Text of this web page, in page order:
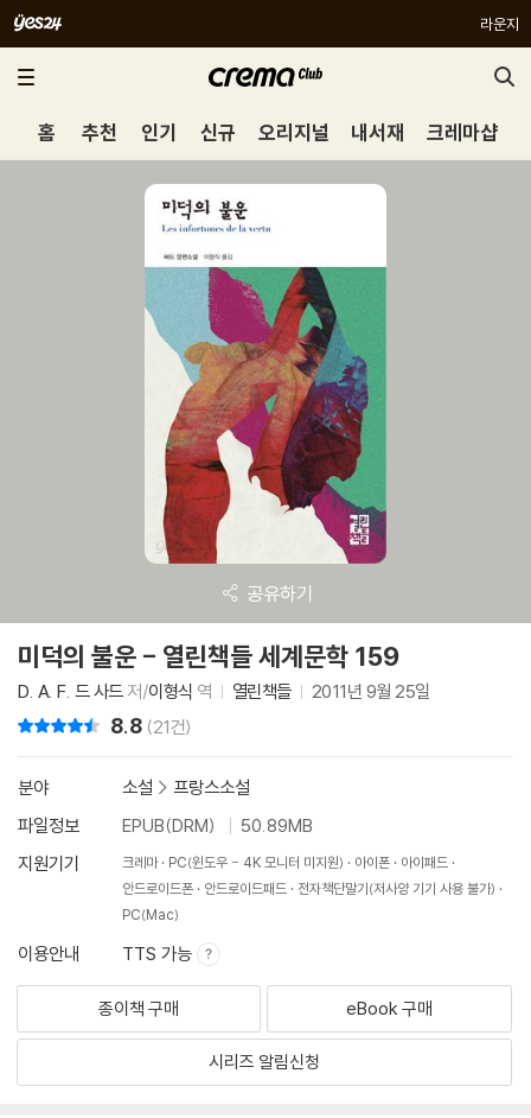
라운지
홈 추천 인기 신규 오리지널 내서재 크레마샵
공유하기
미덕의 불운 - 열린책들 세계문학 159
D. A. F. 드 사드저/이형식 역 열린책들 2011년 9월 25일
8.8 (21건)
분야 소설 > 프랑스소설
파일정보
EPUB(DRM)
50.89MB
지원기기
크레마 PC(윈도우 - 4K 모니터 미지원) 아이폰
아이패드
안드로이드폰
안드로이드패드
전자책단말기(저사양 기기 사용 불가)
PC(Mac)
이용안내 TTS 가능
종이책 구매 eBook 구매
시리즈 알림신청